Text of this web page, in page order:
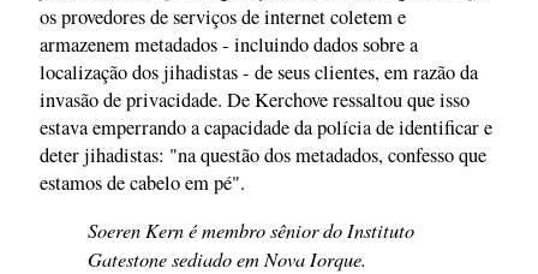
os provedores de serviços de internet coletem e
armazenem metadados - incluindo dados sobre a
localização dos jihadistas - de seus clientes, em razão da
invasão de privacidade. De Kerchove ressaltou que isso
estava emperrando a capacidade da polícia de identificar e
deter jihadistas: "na questão dos metadados, confesso que
estamos de cabelo em pé".
Soeren Kern é membro sênior do Instituto
Gatestone sediado em Nova Iorque.